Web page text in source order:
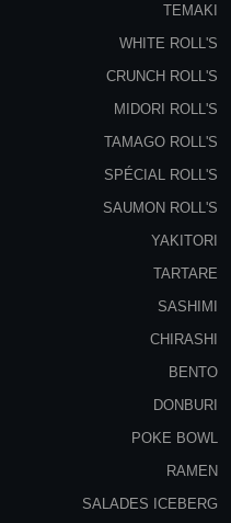
TEMAKI
WHITE ROLL'S
CRUNCH ROLL'S
MIDORI ROLL'S
TAMAGO ROLL'S
SPÉCIAL ROLL'S
SAUMON ROLL'S
YAKITORI
TARTARE
SASHIMI
CHIRASHI
BENTO
DONBURI
POKE BOWL
RAMEN
SALADES ICEBERG